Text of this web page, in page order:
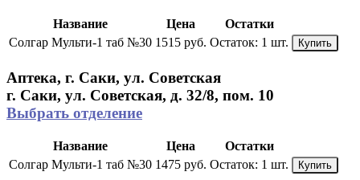
Название Цена
Остатки
Солгар Мульти-1 таб №30 1515 руб. Остаток: 1 шт. Купить
Аптека, г. Саки, ул. Советская
г. Саки, ул. Советская, д. 32/8, пом. 10
Выбрать отделение
Название Цена
Остатки
Солгар Мульти-1 таб №30 1475 руб. Остаток: 1 шт. Купить